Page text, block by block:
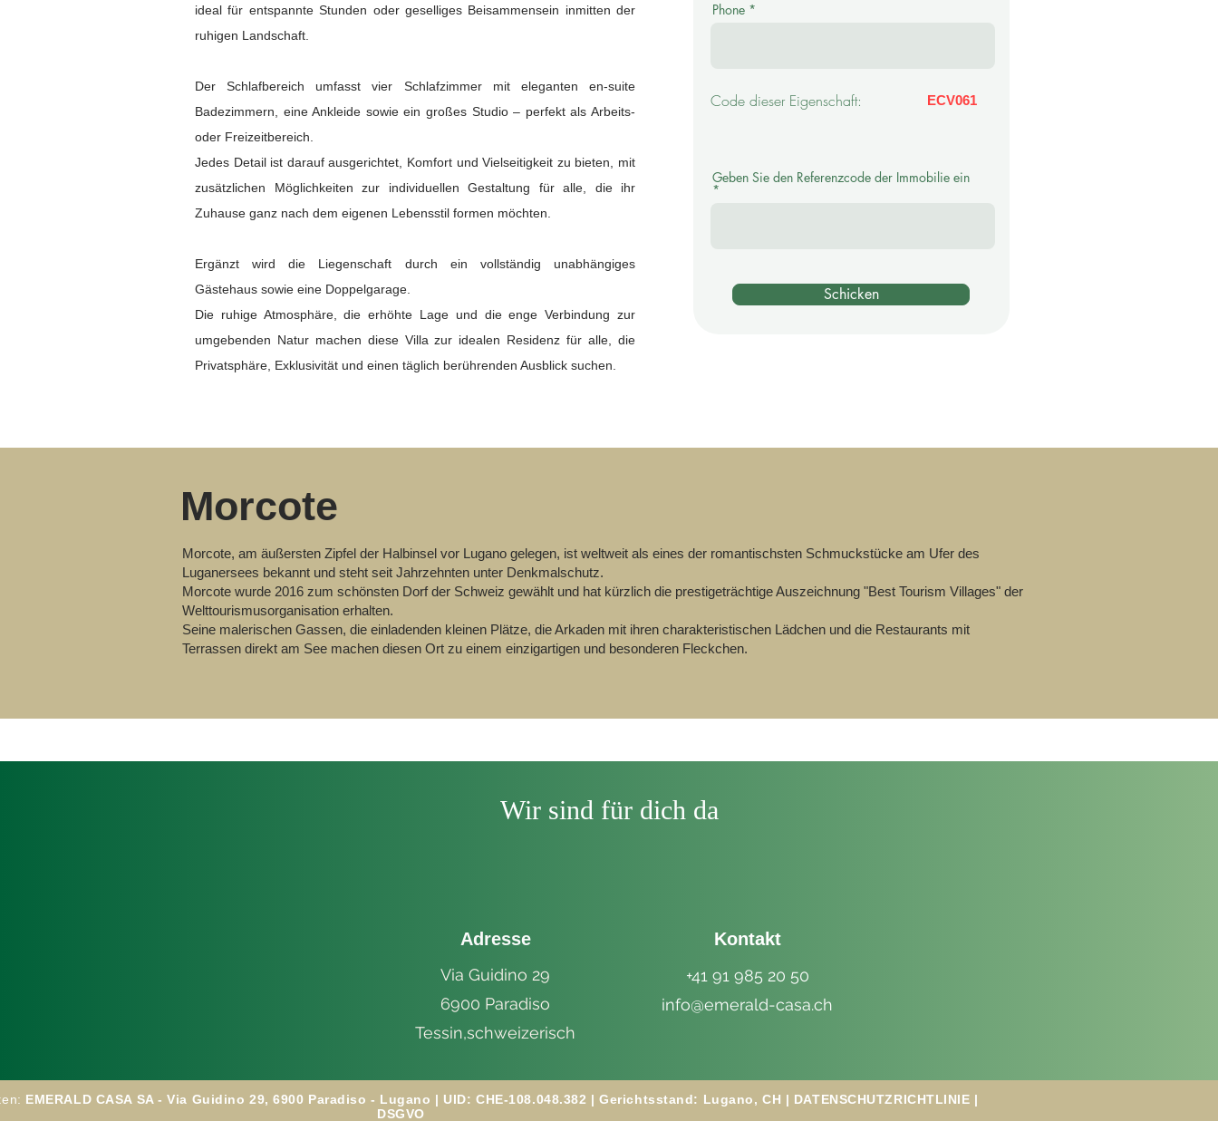
ideal für entspannte Stunden oder geselliges Beisammensein inmitten der
ruhigen Landschaft.
Der Schlafbereich umfasst vier Schlafzimmer mit eleganten en-suite
Badezimmern, eine Ankleide sowie ein großes Studio – perfekt als Arbeits-
oder Freizeitbereich.
Jedes Detail ist darauf ausgerichtet, Komfort und Vielseitigkeit zu bieten, mit
zusätzlichen Möglichkeiten zur individuellen Gestaltung für alle, die ihr
Zuhause ganz nach dem eigenen Lebensstil formen möchten.
Ergänzt wird die Liegenschaft durch ein vollständig unabhängiges
Gästehaus sowie eine Doppelgarage.
Die ruhige Atmosphäre, die erhöhte Lage und die enge Verbindung zur
umgebenden Natur machen diese Villa zur idealen Residenz für alle, die
Privatsphäre, Exklusivität und einen täglich berührenden Ausblick suchen.
Phone
Code dieser Eigenschaft: ECV061
Geben Sie den Referenzcode der Immobilie ein
Schicken
Morcote
Morcote, am äußersten Zipfel der Halbinsel vor Lugano gelegen, ist weltweit als eines der romantischsten Schmuckstücke am Ufer des
Luganersees bekannt und steht seit Jahrzehnten unter Denkmalschutz.
Morcote wurde 2016 zum schönsten Dorf der Schweiz gewählt und hat kürzlich die prestigeträchtige Auszeichnung "Best Tourism Villages" der
Welttourismusorganisation erhalten.
Seine malerischen Gassen, die einladenden kleinen Plätze, die Arkaden mit ihren charakteristischen Lädchen und die Restaurants mit
Terrassen direkt am See machen diesen Ort zu einem einzigartigen und besonderen Fleckchen.
Wir sind für dich da
Adresse
Via Guidino 29
6900 Paradiso
Tessin,schweizerisch
Kontakt
+41 91 985 20 50
info@emerald-casa.ch
EMERALD CASA SA - Via Guidino 29, 6900 Paradiso - Lugano | UID: CHE-108.048.382 | Gerichtsstand: Lugano, CH | DATENSCHUTZRICHTLINIE |
DSGVO